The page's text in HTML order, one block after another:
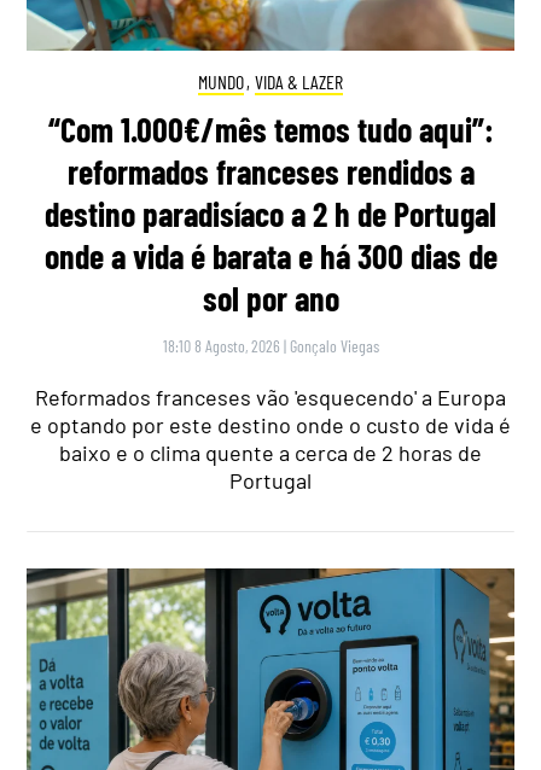
MUNDO, VIDA & LAZER
“Com 1.000€/mês temos tudo aqui”:
reformados franceses rendidos a
destino paradisíaco a 2 h de Portugal
onde a vida é barata e há 300 dias de
sol por ano
18:10 8 Agosto, 2026 | Gonçalo Viegas
Reformados franceses vão 'esquecendo' a Europa
e optando por este destino onde o custo de vida é
baixo e o clima quente a cerca de 2 horas de
Portugal